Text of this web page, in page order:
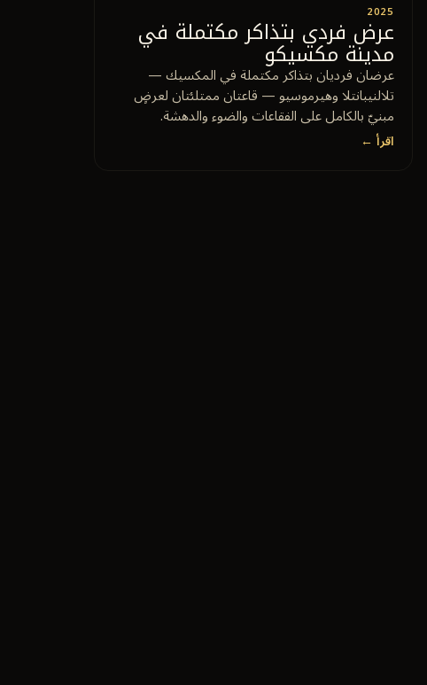
2025
عرض فردي بتذاكر مكتملة في
مدينة مكسيكو
عرضان فرديان بتذاكر مكتملة في المكسيك —
تلالنيبانتلا وهيرموسيو — قاعتان ممتلئتان لعرضٍ
مبنيّ بالكامل على الفقاعات والضوء والدهشة.
اقرأ ←